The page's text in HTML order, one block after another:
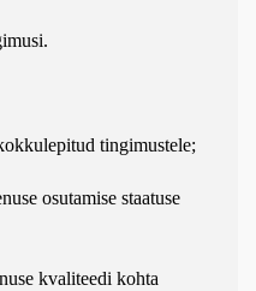
tingimustele;
osutamise staatuse
kvaliteedi kohta